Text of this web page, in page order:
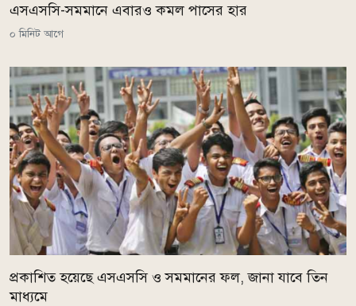
এসএসসি-সমমানে এবারও কমল পাসের হার
০ মিনিট আগে
প্রকাশিত হয়েছে এসএসসি ও সমমানের ফল, জানা যাবে তিন
মাধ্যমে